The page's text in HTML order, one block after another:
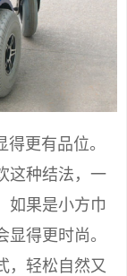
更有品位。
这种结法，一
如果是小方巾
得更时尚。
，轻松自然又